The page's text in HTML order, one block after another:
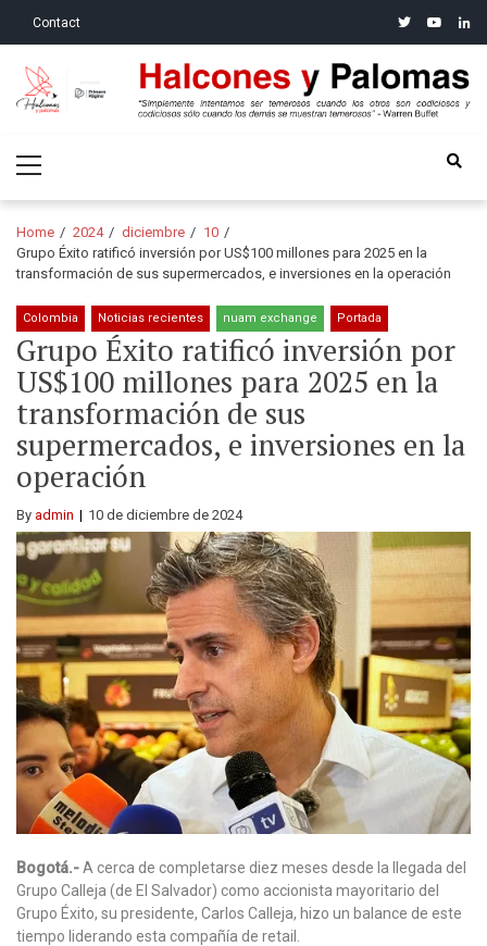
Contact twitteryoutube
Halcones y Palomas
Menu
Home 2024 diciembre
10
Grupo Éxito ratificó inversión por US$100 millones para 2025 en la
transformación de sus supermercados, e inversiones en la operación
Colombia Noticias recientes nuam exchange Portada
Grupo Éxito ratificó inversión por
US$100 millones para 2025 en la
transformación de sus
supermercados, e inversiones en la
operación
By admin 10 de diciembre de 2024
Bogotá.-A cerca de completarse diez meses desde la llegada del
Grupo Calleja (de El Salvador) como accionista mayoritario del
Grupo Éxito, su presidente, Carlos Calleja, hizo un balance de este
tiempo liderando esta compañía de retail.